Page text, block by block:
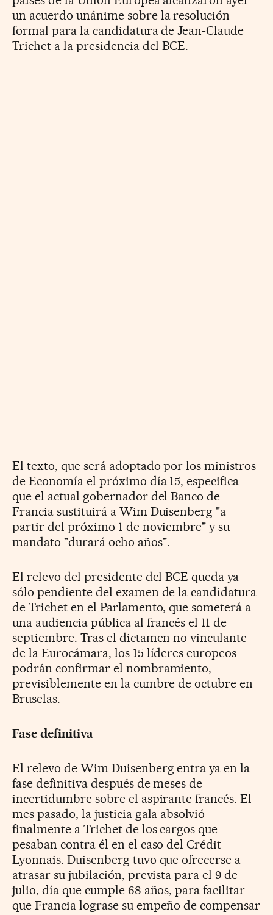
un acuerdo unánime sobre la resolución
formal para la candidatura de Jean-Claude
Trichet a la presidencia del BCE.
El texto, que será adoptado por los ministros
de Economía el próximo día 15, especifica
que el actual gobernador del Banco de
Francia sustituirá a Wim Duisenberg "a
partir del próximo 1 de noviembre" y su
mandato "durará ocho años".
El relevo del presidente del BCE queda ya
sólo pendiente del examen de la candidatura
de Trichet en el Parlamento, que someterá a
una audiencia pública al francés el 11 de
septiembre. Tras el dictamen no vinculante
de la Eurocámara, los 15 líderes europeos
podrán confirmar el nombramiento,
previsiblemente en la cumbre de octubre en
Bruselas.
Fase definitiva
El relevo de Wim Duisenberg entra ya en la
fase definitiva después de meses de
incertidumbre sobre el aspirante francés. El
mes pasado, la justicia gala absolvió
finalmente a Trichet de los cargos que
pesaban contra él en el caso del Crédit
Lyonnais. Duisenberg tuvo que ofrecerse a
atrasar su jubilación, prevista para el 9 de
julio, día que cumple 68 años, para facilitar
que Francia lograse su empeño de compensar